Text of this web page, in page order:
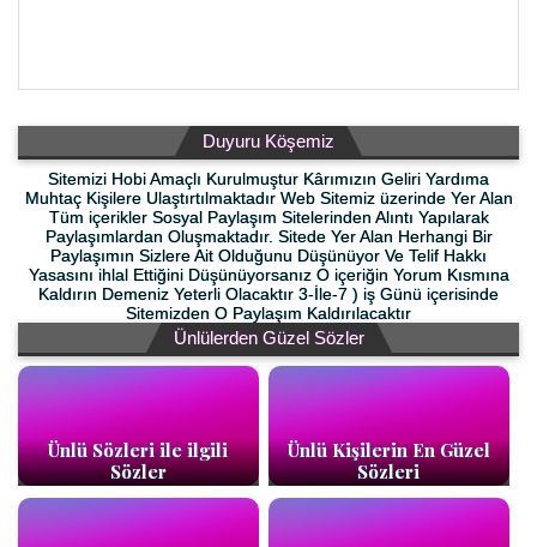
Duyuru Köşemiz
Sitemizi Hobi Amaçlı Kurulmuştur Kârımızın Geliri Yardıma
Muhtaç Kişilere Ulaştırtılmaktadır Web Sitemiz üzerinde Yer Alan
Tüm içerikler Sosyal Paylaşım Sitelerinden Alıntı Yapılarak
Paylaşımlardan Oluşmaktadır. Sitede Yer Alan Herhangi Bir
Paylaşımın Sizlere Ait Olduğunu Düşünüyor Ve Telif Hakkı
Yasasını ihlal Ettiğini Düşünüyorsanız O içeriğin Yorum Kısmına
Kaldırın Demeniz Yeterli Olacaktır 3-İle-7 ) iş Günü içerisinde
Sitemizden O Paylaşım Kaldırılacaktır
Ünlülerden Güzel Sözler
Ünlü Sözleri ile ilgili
Sözler
Ünlü Kişilerin En Güzel
Sözleri